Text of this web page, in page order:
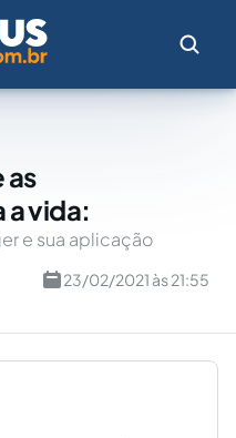
as
a vida:
e sua aplicação
23/02/2021 às 21:55